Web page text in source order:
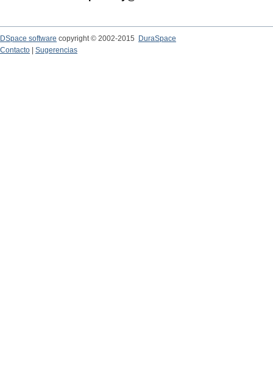
DSpace software copyright © 2002-2015
DuraSpace
Contacto
Sugerencias